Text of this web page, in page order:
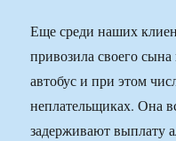
Еще среди наших
привозила своего
автобус и при этом
неплательщиках. Она
задерживают выплату